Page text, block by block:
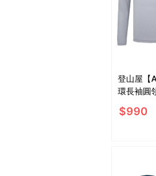
登山屋【
環長袖圓
$990